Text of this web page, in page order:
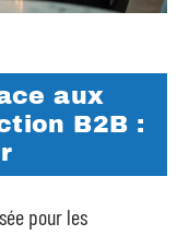
aux
B2B :
pour les